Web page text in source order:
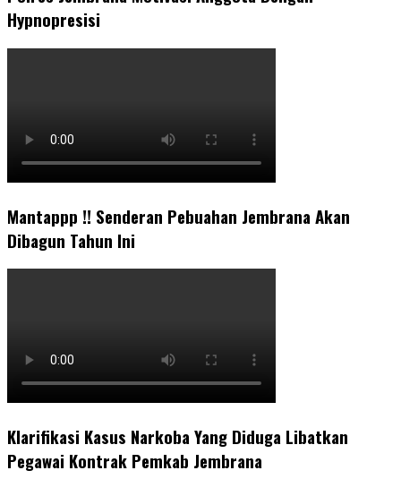
Hypnopresisi
Mantappp !! Senderan Pebuahan Jembrana Akan
Dibagun Tahun Ini
Klarifikasi Kasus Narkoba Yang Diduga Libatkan
Pegawai Kontrak Pemkab Jembrana